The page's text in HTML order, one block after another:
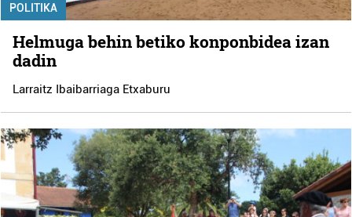
POLITIKA
Helmuga behin betiko konponbidea izan
dadin
Larraitz Ibaibarriaga Etxaburu